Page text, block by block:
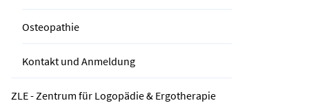
Osteopathie
Kontakt und Anmeldung
ZLE - Zentrum für Logopädie & Ergotherapie